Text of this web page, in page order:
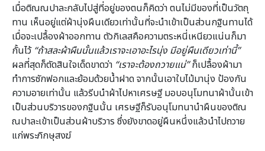
เมื่อติณณปาละกลับไปสู่ที่อยู่ของตนก็คิดว่า ตนไม่มีของที่เป็นวัตถุ
ทาน เห็นอยู่แต่ผ้านุ่งผืนเดียวเท่านั้นที่จะนำเข้าเป็นส่วนกฐินทานได้
เมื่อจะเปลื้องผ้าออกทาน ตัวกิเลสคือความตระหนี่เหนียวแน่นก็มา
กั้นไว้ “ถ้าสละผ้าผืนนั้นแล้วเราจะเอาอะไรนุ่ง มีอยู่ผืนเดียวเท่านี้”
ผลที่สุดก็ตัดสินใจเด็ดขาดว่า “เราจะต้องถวายแน่”ก็เปลื้องผ้ามา
ทำการซักฟอกและย้อมด้วยน้ำฝาด จากนั้นเอาใบไม้มานุ่ง ป้องกัน
ความอายเท่านั้น แล้วรีบนำผ้าไปหาเศรษฐี มอบอนุโมทนาผ้านั้นเข้า
เป็นส่วนบริวารของกฐินนั้น เศรษฐีก็รับอนุโมทนานำผืนของติณ
ณปาละเข้าเป็นส่วนผ้าบริวาร ซึ่งยังขาดอยู่ผืนหนึ่งแล้วนำไปถวาย
แก่พระภิกษุสงฆ์